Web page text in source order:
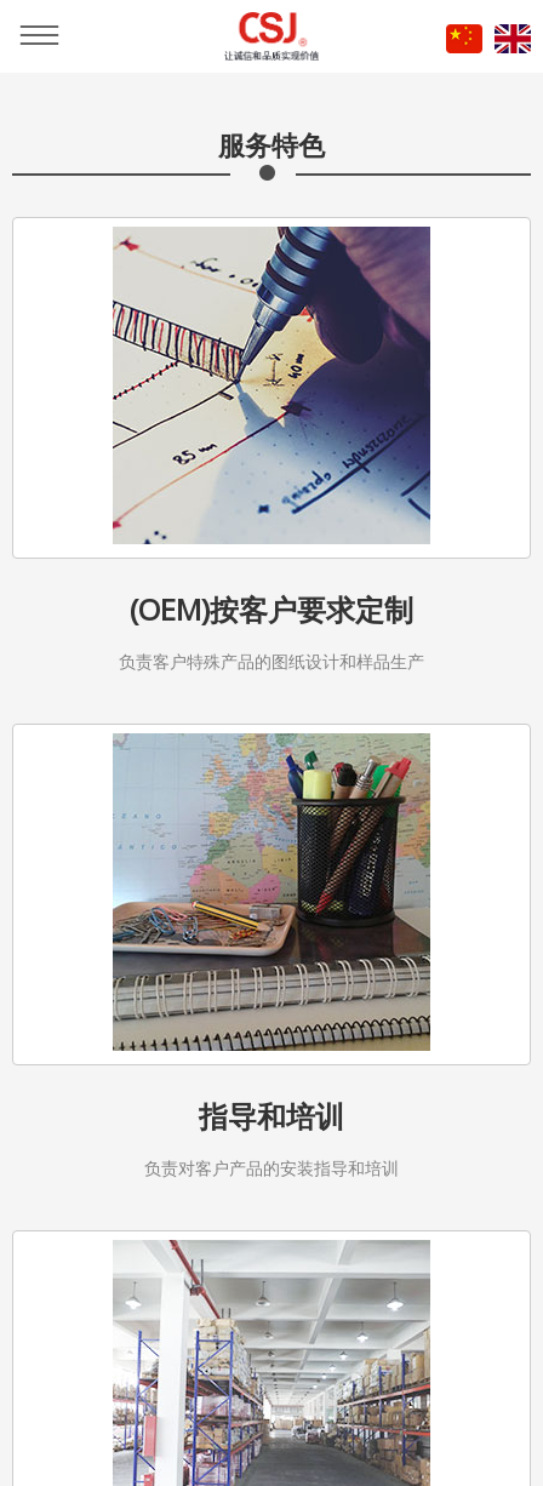
服务特色
(OEM)按客户要求定制
负责客户特殊产品的图纸设计和样品生产
指导和培训
负责对客户产品的安装指导和培训